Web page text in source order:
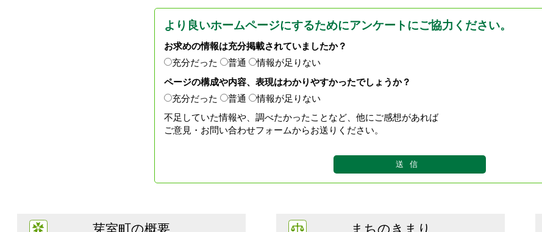
より良いホームページにするためにアンケートにご協力ください。
お求めの情報は充分掲載されていましたか？
充分だった
普通
情報が足りない
ページの構成や内容、表現はわかりやすかったでしょうか？
充分だった
普通
情報が足りない
不足していた情報や、調べたかったことなど、他にご感想があれば
ご意見・お問い合わせフォームからお送りください。
芽室町の概要 まちのきまり